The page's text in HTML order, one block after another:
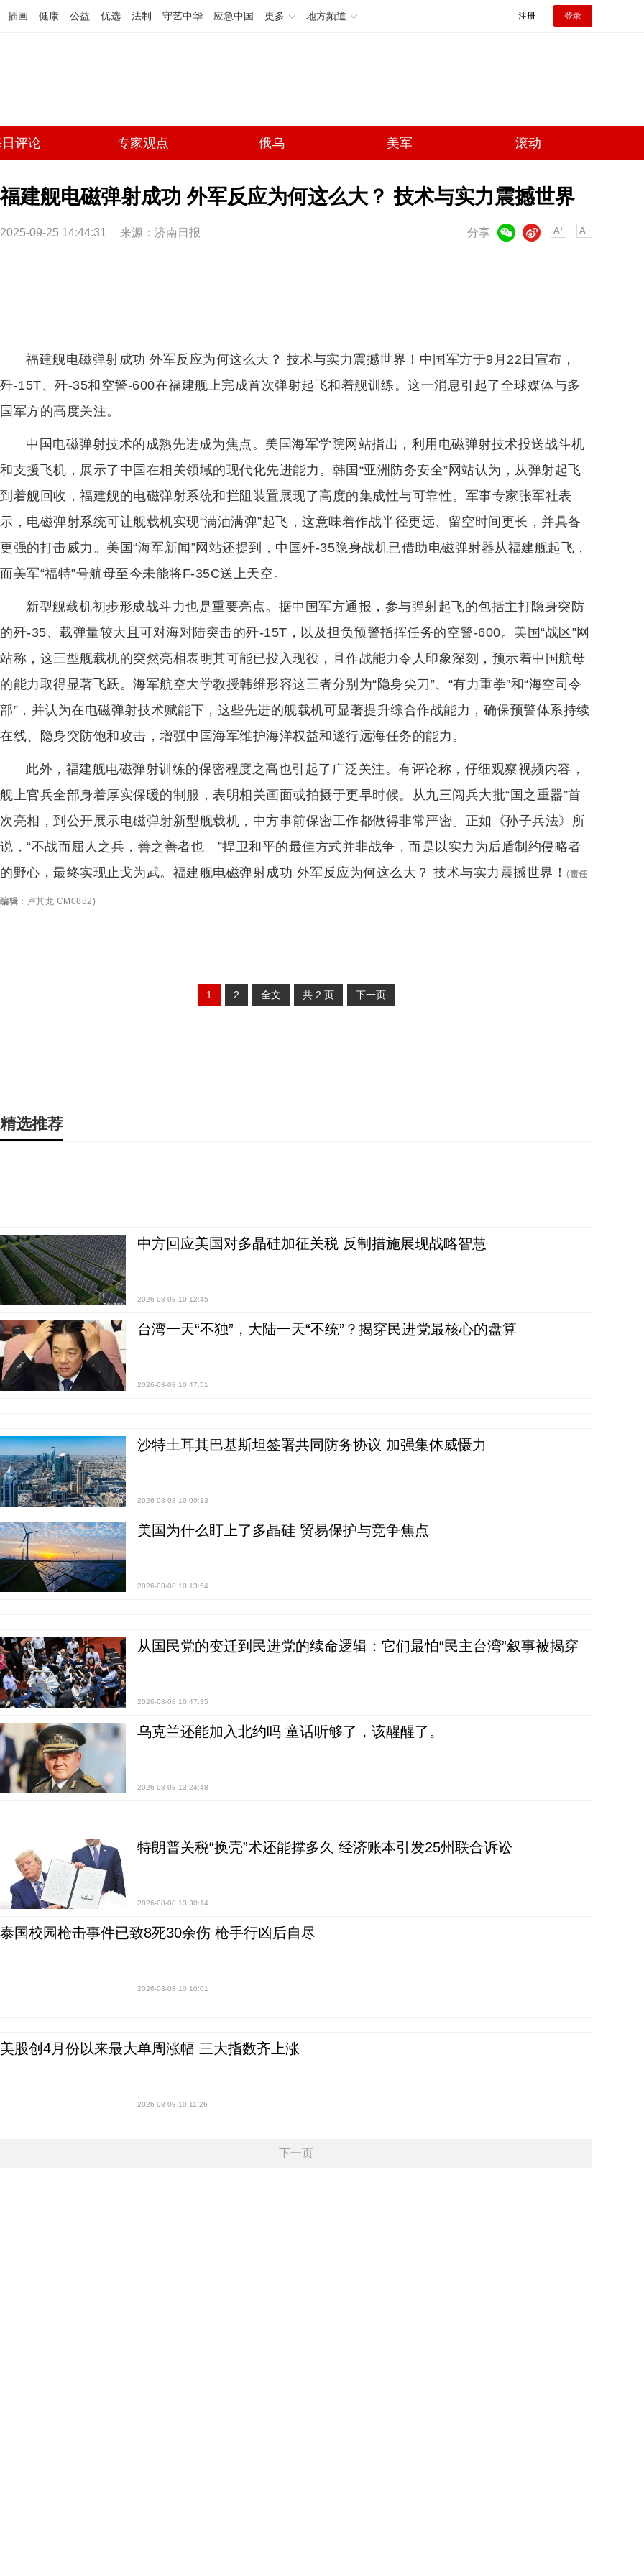
插画 健康 公益 优选 法制 守艺中华 应急中国 更多 地方频道 注册 登录
评论 专家观点 俄乌 美军 滚动
福建舰电磁弹射成功 外军反应为何这么大？ 技术与实力震撼世界
2025-09-25 14:44:31 来源： 济南日报 分享
微博
福建舰电磁弹射成功 外军反应为何这么大？ 技术与实力震撼世界！中国军方于9月22日宣布，
歼-15T、歼-35和空警-600在福建舰上完成首次弹射起飞和着舰训练。这一消息引起了全球媒体与多
国军方的高度关注。
中国电磁弹射技术的成熟先进成为焦点。美国海军学院网站指出，利用电磁弹射技术投送战斗机
和支援飞机，展示了中国在相关领域的现代化先进能力。韩国“亚洲防务安全”网站认为，从弹射起飞
到着舰回收，福建舰的电磁弹射系统和拦阻装置展现了高度的集成性与可靠性。军事专家张军社表
示，电磁弹射系统可让舰载机实现“满油满弹”起飞，这意味着作战半径更远、留空时间更长，并具备
更强的打击威力。美国“海军新闻”网站还提到，中国歼-35隐身战机已借助电磁弹射器从福建舰起飞，
而美军“福特”号航母至今未能将F-35C送上天空。
新型舰载机初步形成战斗力也是重要亮点。据中国军方通报，参与弹射起飞的包括主打隐身突防
的歼-35、载弹量较大且可对海对陆突击的歼-15T，以及担负预警指挥任务的空警-600。美国“战区”网
站称，这三型舰载机的突然亮相表明其可能已投入现役，且作战能力令人印象深刻，预示着中国航母
的能力取得显著飞跃。海军航空大学教授韩维形容这三者分别为“隐身尖刀”、“有力重拳”和“海空司令
部”，并认为在电磁弹射技术赋能下，这些先进的舰载机可显著提升综合作战能力，确保预警体系持续
在线、隐身突防饱和攻击，增强中国海军维护海洋权益和遂行远海任务的能力。
此外，福建舰电磁弹射训练的保密程度之高也引起了广泛关注。有评论称，仔细观察视频内容，
舰上官兵全部身着厚实保暖的制服，表明相关画面或拍摄于更早时候。从九三阅兵大批“国之重器”首
次亮相，到公开展示电磁弹射新型舰载机，中方事前保密工作都做得非常严密。正如《孙子兵法》所
说，“不战而屈人之兵，善之善者也。”捍卫和平的最佳方式并非战争，而是以实力为后盾制约侵略者
的野心，最终实现止戈为武。福建舰电磁弹射成功 外军反应为何这么大？ 技术与实力震撼世界！ (责任
编辑 ： 卢其龙 CM0882)
1 2 全文 共 2 页 下一页
精选推荐
中方回应美国对多晶硅加征关税 反制措施展现战略智慧
2026-08-08 10:12:45
台湾一天“不独”，大陆一天“不统”？揭穿民进党最核心的盘算
2026-08-08 10:47:51
沙特土耳其巴基斯坦签署共同防务协议 加强集体威慑力
2026-08-08 10:09:13
美国为什么盯上了多晶硅 贸易保护与竞争焦点
2026-08-08 10:13:54
从国民党的变迁到民进党的续命逻辑：它们最怕“民主台湾”叙事被揭穿
2026-08-08 10:47:35
乌克兰还能加入北约吗 童话听够了，该醒醒了。
2026-08-08 13:24:48
特朗普关税“换壳”术还能撑多久 经济账本引发25州联合诉讼
2026-08-08 13:30:14
泰国校园枪击事件已致8死30余伤 枪手行凶后自尽
2026-08-08 10:10:01
美股创4月份以来最大单周涨幅 三大指数齐上涨
2026-08-08 10:11:26
下一页